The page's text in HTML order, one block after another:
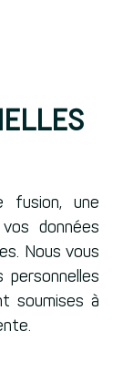
fusion, une
données
Nous vous
personnelles
soumises à